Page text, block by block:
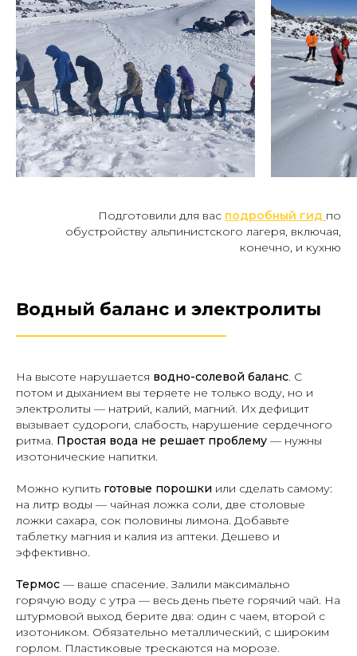
Подготовили для вас подробный гид по
обустройству альпинистского лагеря, включая,
конечно, и кухню
Водный баланс и электролиты
На высоте нарушается водно-солевой баланс. С
потом и дыханием вы теряете не только воду, но и
электролиты — натрий, калий, магний. Их дефицит
вызывает судороги, слабость, нарушение сердечного
ритма. Простая вода не решает проблему — нужны
изотонические напитки.
Можно купить готовые порошки или сделать самому:
на литр воды — чайная ложка соли, две столовые
ложки сахара, сок половины лимона. Добавьте
таблетку магния и калия из аптеки. Дешево и
эффективно.
Термос — ваше спасение. Залили максимально
горячую воду с утра — весь день пьете горячий чай. На
штурмовой выход берите два: один с чаем, второй с
изотоником. Обязательно металлический, с широким
горлом. Пластиковые трескаются на морозе.